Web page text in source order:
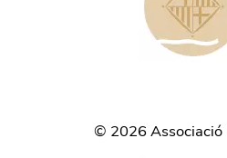
© 2026Associació